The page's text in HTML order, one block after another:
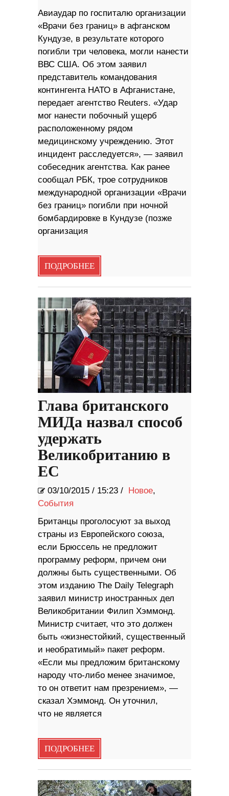
Авиаудар по госпиталю организации
«Врачи без границ» в афганском
Кундузе, в результате которого
погибли три человека, могли нанести
ВВС США. Об этом заявил
представитель командования
контингента НАТО в Афганистане,
передает агентство Reuters. «Удар
мог нанести побочный ущерб
расположенному рядом
медицинскому учреждению. Этот
инцидент расследуется», — заявил
собеседник агентства. Как ранее
сообщал РБК, трое сотрудников
международной организации «Врачи
без границ» погибли при ночной
бомбардировке в Кундузе (позже
организация
ПОДРОБНЕЕ
Глава британского
МИДа назвал способ
удержать
Великобританию в
ЕС
03/10/2015 / 15:23 / Новое,
События
​Британцы проголосуют за выход
страны из Европейского союза,
если Брюссель не предложит
программу реформ, причем они
должны быть существенными. Об
этом изданию The Daily Telegraph
заявил министр иностранных дел
Великобритании Филип Хэммонд.
Министр считает, что это должен
быть «жизнестойкий, существенный
и необратимый» пакет реформ.
«Если мы предложим британскому
народу что-либо менее значимое,
то он ответит нам презрением», —
сказал Хэммонд. Он уточнил,
что не является
ПОДРОБНЕЕ